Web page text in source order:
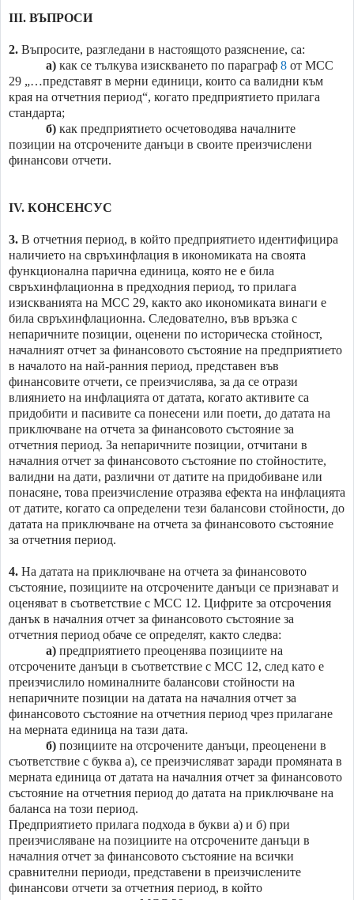
III. ВЪПРОСИ
2. Въпросите, разгледани в настоящото разяснение, са:
а) как се тълкува изискването по параграф8 от МСС
29 „…представят в мерни единици, които са валидни към
края на отчетния период“, когато предприятието прилага
стандарта;
б) как предприятието осчетоводява началните
позиции на отсрочените данъци в своите преизчислени
финансови отчети.
IV. КОНСЕНСУС
3. В отчетния период, в който предприятието идентифицира
наличието на свръхинфлация в икономиката на своята
функционална парична единица, която не е била
свръхинфлационна в предходния период, то прилага
изискванията на МСС 29, както ако икономиката винаги е
била свръхинфлационна. Следователно, във връзка с
непаричните позиции, оценени по историческа стойност,
началният отчет за финансовото състояние на предприятието
в началото на най-ранния период, представен във
финансовите отчети, се преизчислява, за да се отрази
влиянието на инфлацията от датата, когато активите са
придобити и пасивите са понесени или поети, до датата на
приключване на отчетa за финансовото състояние за
отчетния период. За непаричните позиции, отчитани в
началния отчет за финансовото състояние по стойностите,
валидни на дати, различни от датите на придобиване или
понасяне, това преизчисление отразява ефекта на инфлацията
от датите, когато са определени тези балансови стойности, до
датата на приключване на отчетa за финансовото състояние
за отчетния период.
4. На датата на приключване на отчетa за финансовото
състояние, позициите на отсрочените данъци се признават и
оценяват в съответствие с МСС 12. Цифрите за отсрочения
данък в началния отчет за финансовото състояние за
отчетния период обаче се определят, както следва:
а) предприятието преоценява позициите на
отсрочените данъци в съответствие с МСС 12, след като е
преизчислило номиналните балансови стойности на
непаричните позиции на датата на началния отчет за
финансовото състояние на отчетния период чрез прилагане
на мерната единица на тази дата.
б) позициите на отсрочените данъци, преоценени в
съответствие с буква а), се преизчисляват заради промяната в
мерната единица от датата на началния отчет за финансовото
състояние на отчетния период до датата на приключване на
баланса на този период.
Предприятието прилага подхода в букви а) и б) при
преизчисляване на позициите на отсрочените данъци в
началния отчет за финансовото състояние на всички
сравнителни периоди, представени в преизчислените
финансови отчети за отчетния период, в който